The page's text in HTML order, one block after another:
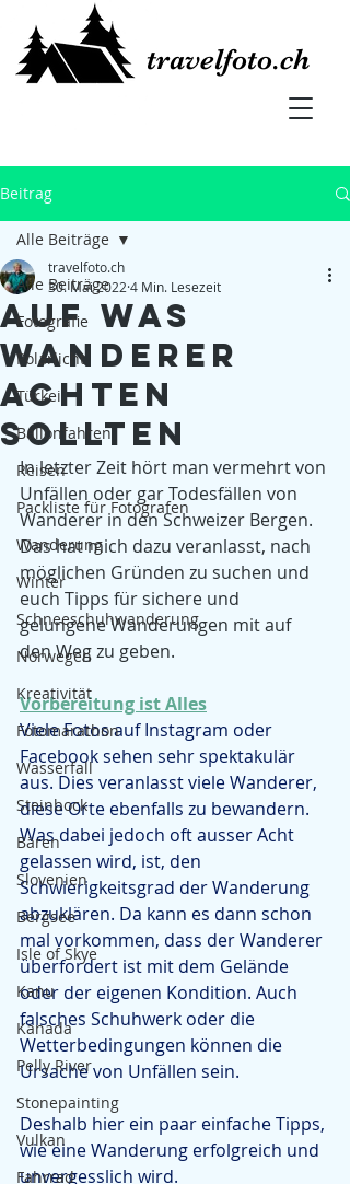
travelfoto.ch
Beitrag
Alle Beiträge
Fotografie
Polarlicht
Türkei
Ballonfahren
Reisen
Packliste für Fotografen
Wanderung
Winter
Schneeschuhwanderung
Norwegen
Kreativität
Fotomarathon
Wasserfall
Steinbock
Bären
Slovenien
Bergsee
Isle of Skye
Kanu
Kanada
Pelly River
Stonepainting
Vulkan
Fahrrad
Alle Beiträge
Auf was
Wanderer
achten
sollten
travelfoto.ch
30. Mai 2022 4 Min. Lesezeit
In letzter Zeit hört man vermehrt von
Unfällen oder gar Todesfällen von
Wanderer in den Schweizer Bergen.
Das hat mich dazu veranlasst, nach
möglichen Gründen zu suchen und
euch Tipps für sichere und
gelungene Wanderungen mit auf
den Weg zu geben.
Vorbereitung ist Alles
Viele Fotos auf Instagram oder
Facebook sehen sehr spektakulär
aus. Dies veranlasst viele Wanderer,
diese Orte ebenfalls zu bewandern.
Was dabei jedoch oft ausser Acht
gelassen wird, ist, den
Schwierigkeitsgrad der Wanderung
abzuklären. Da kann es dann schon
mal vorkommen, dass der Wanderer
überfordert ist mit dem Gelände
oder der eigenen Kondition. Auch
falsches Schuhwerk oder die
Wetterbedingungen können die
Ursache von Unfällen sein.
Deshalb hier ein paar einfache Tipps,
wie eine Wanderung erfolgreich und
unvergesslich wird.